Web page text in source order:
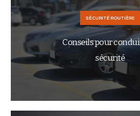
SÉCURITÉ ROUTIÈRE
Conseils pour
sécurité